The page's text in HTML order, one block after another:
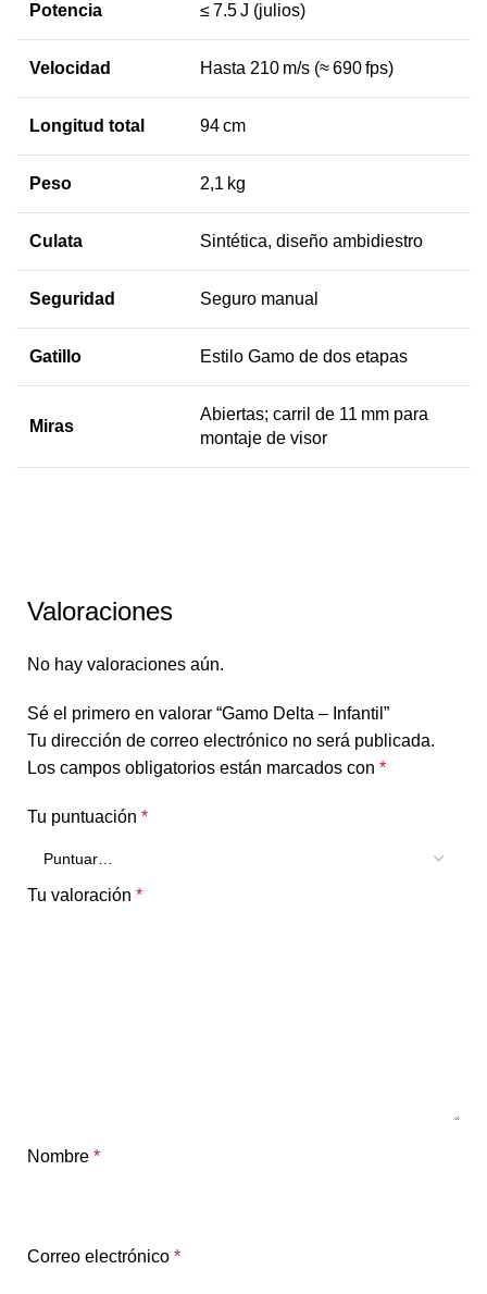
Potencia ≤ 7.5 J (julios)
Velocidad Hasta 210 m/s (≈ 690 fps)
Longitud total 94 cm
Peso 2,1 kg
Culata Sintética, diseño ambidiestro
Seguridad Seguro manual
Gatillo Estilo Gamo de dos etapas
Miras
Abiertas; carril de 11 mm para
montaje de visor
Valoraciones
No hay valoraciones aún.
Sé el primero en valorar “Gamo Delta – Infantil”
Tu dirección de correo electrónico no será publicada.
Los campos obligatorios están marcados con *
Tu puntuación *
Tu valoración *
Nombre *
Correo electrónico *